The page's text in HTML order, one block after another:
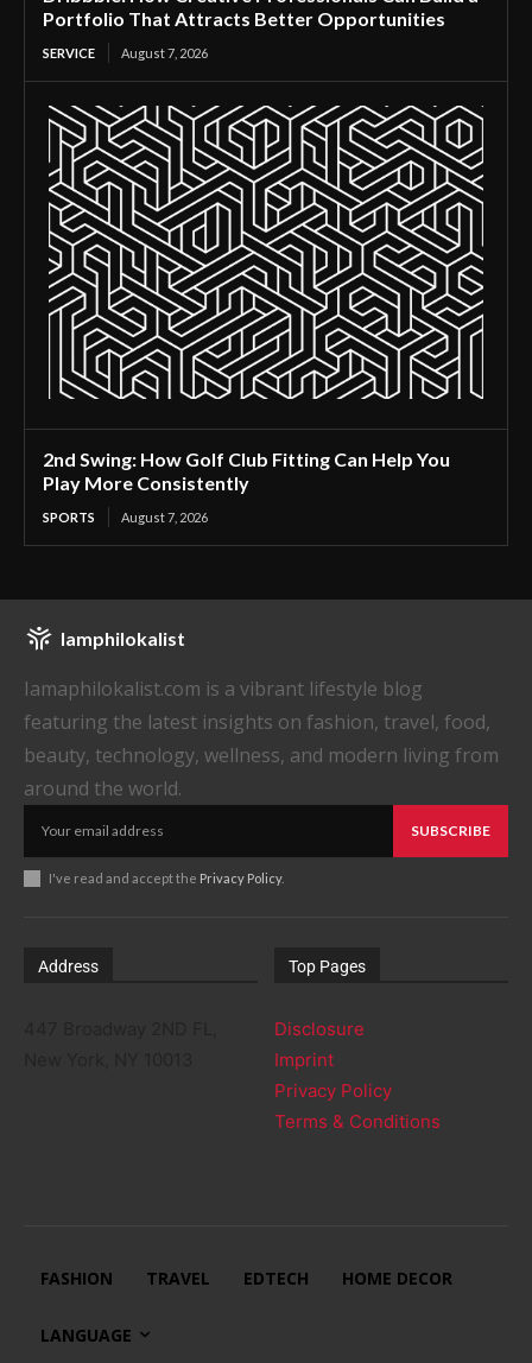
Portfolio That Attracts Better Opportunities
SERVICE August 7, 2026
2nd Swing: How Golf Club Fitting Can Help You
Play More Consistently
SPORTS August 7, 2026
Iamphilokalist
Iamaphilokalist.com is a vibrant lifestyle blog
featuring the latest insights on fashion, travel, food,
beauty, technology, wellness, and modern living from
around the world.
SUBSCRIBE
I've read and accept the Privacy Policy.
Address Top Pages
Disclosure
Imprint
Privacy Policy
Terms & Conditions
FASHION TRAVEL EDTECH HOME DECOR
LANGUAGE